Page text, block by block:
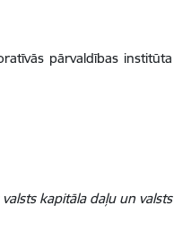
pārvaldības institūta
valsts kapitāla daļu un valsts